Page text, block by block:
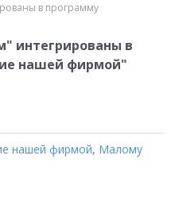
в программу
интегрированы в
нашей фирмой"
нашей фирмой, Малому